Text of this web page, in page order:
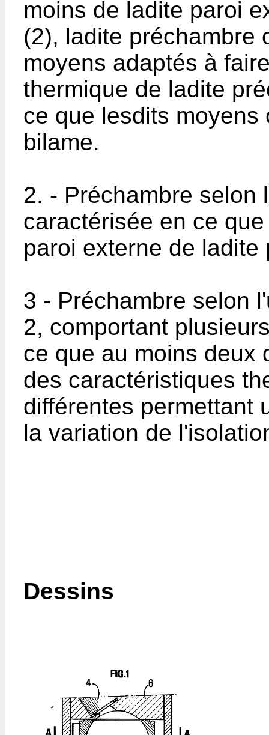
moins de ladite paroi
(2), ladite préchambre
moyens adaptés à
thermique de ladite
ce que lesdits moyens
bilame.
2. - Préchambre selon
caractérisée en ce
paroi externe de ladite
3 - Préchambre selon
2, comportant
ce que au moins deux
des caractéristiques
différentes permettant
la variation de
Dessins